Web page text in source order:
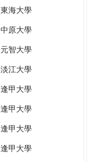
東海大學
中原大學
元智大學
淡江大學
逢甲大學
逢甲大學
逢甲大學
逢甲大學